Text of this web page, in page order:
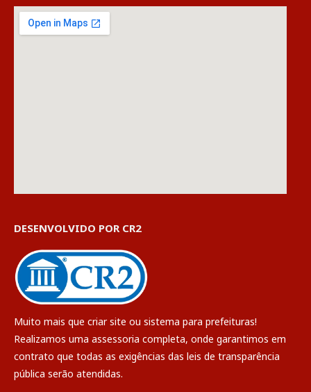
DESENVOLVIDO POR CR2
Muito mais que criar site ou sistema para prefeituras!
Realizamos uma assessoria completa, onde garantimos em
contrato que todas as exigências das leis de transparência
pública serão atendidas.